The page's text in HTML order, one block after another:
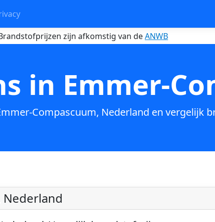
zijn afkomstig van deANWB
in Emmer-
Compascuum, Nederland en vergelijk